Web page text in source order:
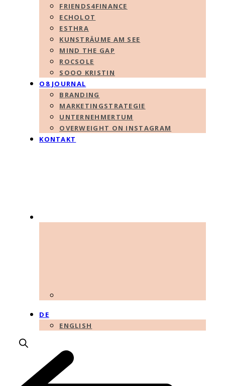
FRIENDS4FINANCE
ECHOLOT
ESTHRA
KUNSTRÄUME AM SEE
MIND THE GAP
ROCSOLE
SOOO KRISTIN
O8 JOURNAL
BRANDING
MARKETINGSTRATEGIE
UNTERNEHMERTUM
OVERWEIGHT ON INSTAGRAM
KONTAKT
DE
ENGLISH